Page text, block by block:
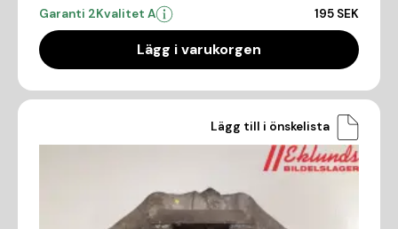
Garanti 2Kvalitet A 195 SEK
Lägg i varukorgen
Lägg till i önskelista